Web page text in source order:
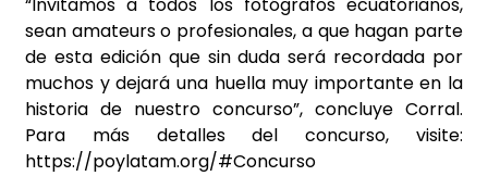
sean amateurs o profesionales, a que hagan parte
de esta edición que sin duda será recordada por
muchos y dejará una huella muy importante en la
historia de nuestro concurso”, concluye Corral.
Para más detalles del concurso, visite:
https://poylatam.org/#Concurso